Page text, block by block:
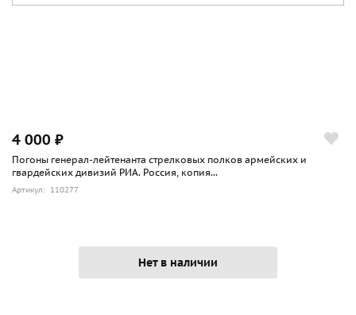
4 000 ₽
Погоны генерал-лейтенанта стрелковых полков армейских и
гвардейских дивизий РИА. Россия, копия...
Артикул: 110277
Нет в наличии